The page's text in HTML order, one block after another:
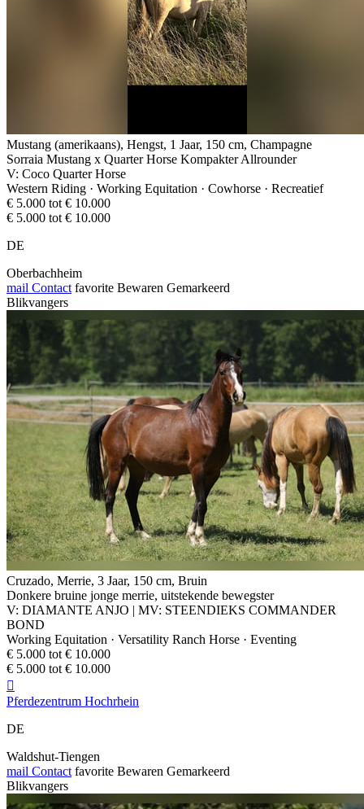
Mustang (amerikaans), Hengst, 1 Jaar, 150 cm, Champagne
Sorraia Mustang x Quarter Horse Kompakter Allrounder
V: Coco Quarter Horse
Western Riding · Working Equitation · Cowhorse · Recreatief
€ 5.000 tot € 10.000
€ 5.000 tot € 10.000
DE
Oberbachheim
mail Contact favorite Bewaren Gemarkeerd
Blikvangers
Cruzado, Merrie, 3 Jaar, 150 cm, Bruin
Donkere bruine jonge merrie, uitstekende bewegster
V: DIAMANTE ANJO | MV: STEENDIEKS COMMANDER
BOND
Working Equitation · Versatility Ranch Horse · Eventing
€ 5.000 tot € 10.000
€ 5.000 tot € 10.000

Pferdezentrum Hochrhein
DE
Waldshut-Tiengen
mail Contact favorite Bewaren Gemarkeerd
Blikvangers